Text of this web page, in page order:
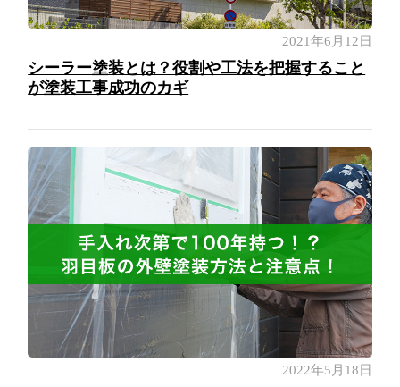
2021年6月12日
シーラー塗装とは？役割や工法を把握すること
が塗装工事成功のカギ
2022年5月18日